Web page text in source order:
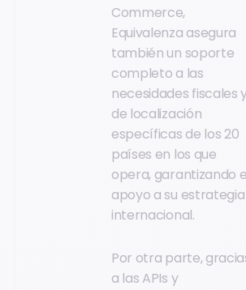
Commerce,
Equivalenza asegura
también un soporte
completo a las
necesidades fiscales
de localización
específicas de los 20
países en los que
opera, garantizando
apoyo a su estrategia
internacional.
Por otra parte,
a las APIs y